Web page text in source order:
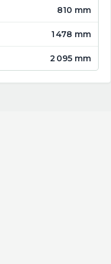
810 mm
1 478 mm
2 095 mm